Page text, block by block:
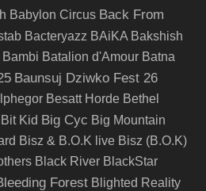
Babylon Circus Back From
Bacteryazz BAiKA Bakshish
Bambi Batalion d'Amour Batna
Baunsuj Dziwko Fest 26
Besatt Horde Bethel
Kid Big Cyc Big Mountain
Bisz & B.O.K live Bisz (B.O.K)
Black River BlackStar
Forest Blighted Reality